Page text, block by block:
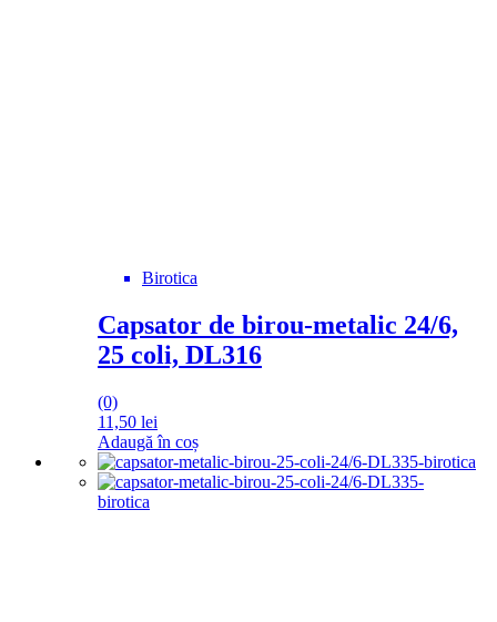
Birotica
Capsator de birou-metalic 24/6,
25 coli, DL316
(0)
11,50 lei
Adaugă în coș